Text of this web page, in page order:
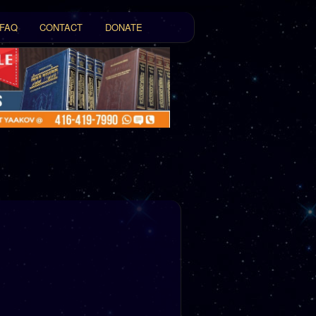
FAQ CONTACT DONATE